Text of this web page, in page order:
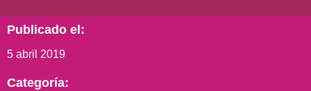
Publicado el:
5 abril 2019
Categoría: